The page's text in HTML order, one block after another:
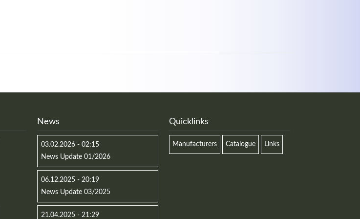
News
03.02.2026 - 02:15
News Update 01/2026
06.12.2025 - 20:19
News Update 03/2025
21.04.2025 - 21:29
Quicklinks
Manufacturers Catalogue Links